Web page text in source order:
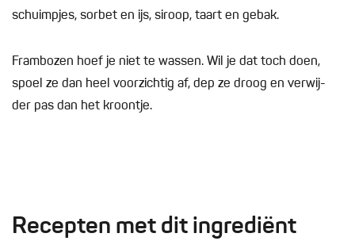
schuimpjes, sorbet en ijs, siroop, taart en gebak.
Frambozen hoef je niet te wassen. Wil je dat toch doen,
spoel ze dan heel voorzichtig af, dep ze droog en verwij-
der pas dan het kroontje.
Recepten met dit ingrediënt